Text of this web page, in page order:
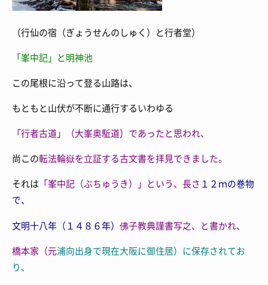
（行仙の宿（ぎょうせんのしゅく）と行者堂）
「峯中記」と明神池
この尾根に沿って登る山路は、
もともと山伏が不断に通行するいわゆる
「行者古道」（大峯奥駈道）であったと思われ、
尚この転法輪嶽を立証する古文書を拝見できました。
それは 「峯中記（ぶちゅうき）」という、長さ １２ｍの巻物
で、
文明十八年（１４８６年） 佛子教典謹書写之、と書かれ、
橋本家（元浦向出身で現在大阪に御住居）に保存されてお
り、